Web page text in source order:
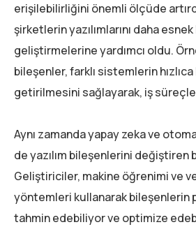
erişilebilirliğini önemli ölçüde
şirketlerin yazılımlarını daha
geliştirmelerine yardımcı oldu.
bileşenler, farklı sistemlerin
getirilmesini sağlayarak, iş
Aynı zamanda yapay zeka ve
de yazılım bileşenlerini değiştiren
Geliştiriciler, makine öğrenimi ve
yöntemleri kullanarak bileşenlerin
tahmin edebiliyor ve optimize